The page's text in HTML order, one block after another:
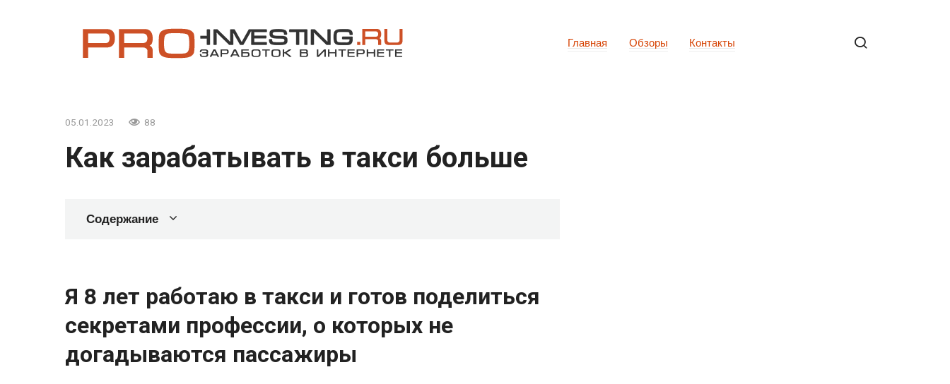
Главная Обзоры Контакты
05.01.2023 88
Как зарабатывать в такси больше
Содержание
Я 8 лет работаю в такси и готов поделиться
секретами профессии, о которых не
догадываются пассажиры